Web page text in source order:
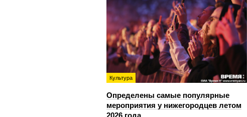
Культура
Определены самые популярные
мероприятия у нижегородцев летом
2026 года